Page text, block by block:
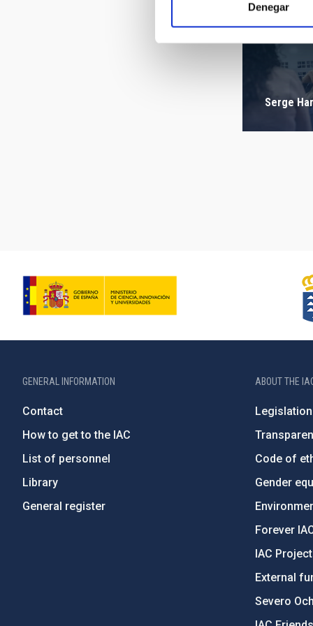
Denegar
Serge
GENERAL INFORMATION
Contact
How to get to the IAC
List of personnel
Library
General register
ABOUT THE
Legislation
Code of
Gender
Forever
IAC
External
Severo